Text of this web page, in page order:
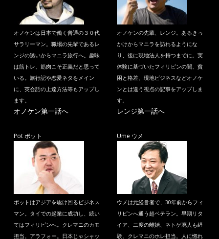
オノケンは日本で働く普通の３０代
サラリーマン。職場の先輩であるレ
ンジの誘いからマニラ旅行へ。趣味
は筋トレ、筋肉こそ正義だと思って
いる。旅行記や恋愛ネタをメイン
に、英会話の上達方法等もアップし
ます。
オノケン第一話へ
オノケンの先輩、レンジ。あるきっ
かけからマニラを訪れるようにな
り、後に現地法人を持つまでに。実
体験に基づいたフィリピンの闇、貧
困と格差、現地ビジネスなどオノケ
ンとは違う視点の記事をアップしま
す。
レンジ第一話へ
Pot ポット
ポットはアジアを駆け回るビジネス
マン。タイでの起業に成功し、続い
てはフィリピンへ。クレマニのカモ
担当。アラフォー。日本じゃシャッ
Ume ウメ
ウメは元経営者で、30年前からフィ
リピンへ通う超ベテラン。早期リタ
イア、二度の離婚、ネトゲ廃人も経
験。クレマニのホレ担当。人に惚れ